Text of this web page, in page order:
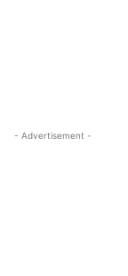
- Advertisement -